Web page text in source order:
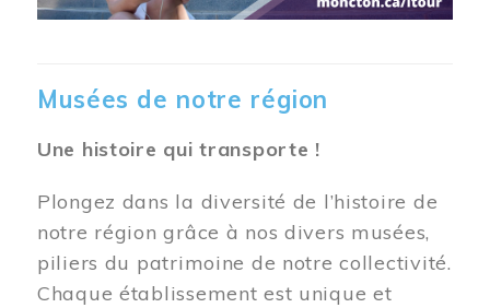
Musées de notre région
Une histoire qui transporte !
Plongez dans la diversité de l’histoire de
notre région grâce à nos divers musées,
piliers du patrimoine de notre collectivité.
Chaque établissement est unique et